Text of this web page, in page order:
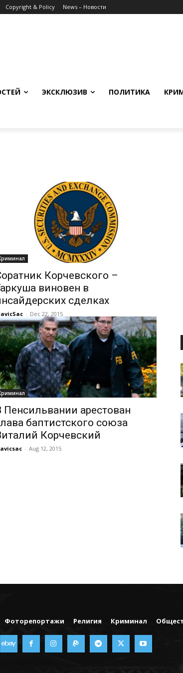
Copyright & Policy News – Новости
ЭКСКЛЮЗИВ ПОЛИТИКА
Корчевского –
виновен в
сделках
- Dec 22, 2015
Пенсильвании арестован
баптистского союза
Корчевский
- Aug 12, 2015
Фоторепортажи Религия Криминал